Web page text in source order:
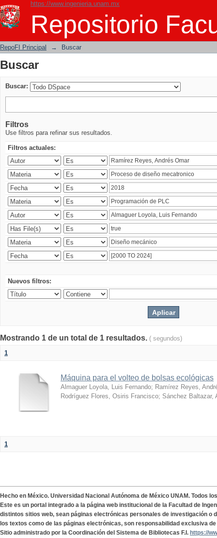
https://www.ingenieria.unam.mx
Repositorio
Buscar
RepoFI Principal → Buscar
Buscar
Buscar:
Filtros
Use filtros para refinar sus resultados.
Filtros actuales:
Nuevos filtros:
Mostrando 1 de un total de 1 resultados. ( segundos)
1
Máquina para el volteo de bolsas ecológicas
Almaguer Loyola, Luis Fernando; Ramírez Reyes,
Rodríguez Flores, Osiris Francisco; Sánchez Baltazar,
1
Hecho en México. Universidad Nacional Autónoma de México UNAM. Todos
Este es un portal integrado a la página web institucional de la Facultad de
distintos sitios web, sean páginas electrónicas personales de investigación o
los textos como de las páginas electrónicas, son responsabilidad exclusiva
Sitio administrado por la Coordinación del Sistema de Bibliotecas F.I. https://